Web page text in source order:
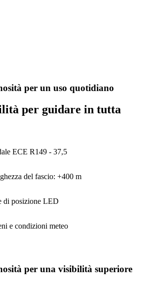
per un uso quotidiano
per guidare in tutta
ECE R149 - 37,5
del fascio: +400 m
di posizione LED
e condizioni meteo
per una visibilità superiore